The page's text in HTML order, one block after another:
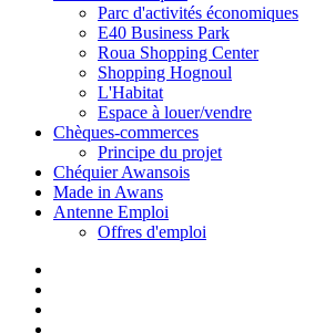
Parc d'activités économiques
E40 Business Park
Roua Shopping Center
Shopping Hognoul
L'Habitat
Espace à louer/vendre
Chèques-commerces
Principe du projet
Chéquier Awansois
Made in Awans
Antenne Emploi
Offres d'emploi